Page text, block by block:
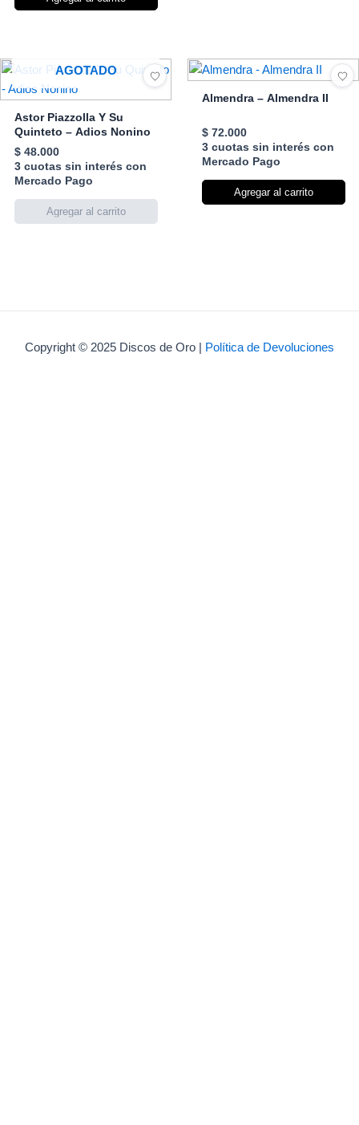
AGOTADO
Astor Piazzolla Y Su
Quinteto – Adios Nonino
$48.000
3 cuotas sin interés con
Mercado Pago
Almendra – Almendra II
$72.000
3 cuotas sin interés con
Mercado Pago
Agregar al carrito
Copyright © 2025 Discos de Oro | Política de Devoluciones